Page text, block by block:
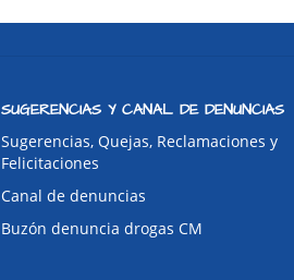
SUGERENCIAS Y CANAL DE DENUNCIAS
Sugerencias, Quejas, Reclamaciones y
Felicitaciones
Canal de denuncias
Buzón denuncia drogas CM